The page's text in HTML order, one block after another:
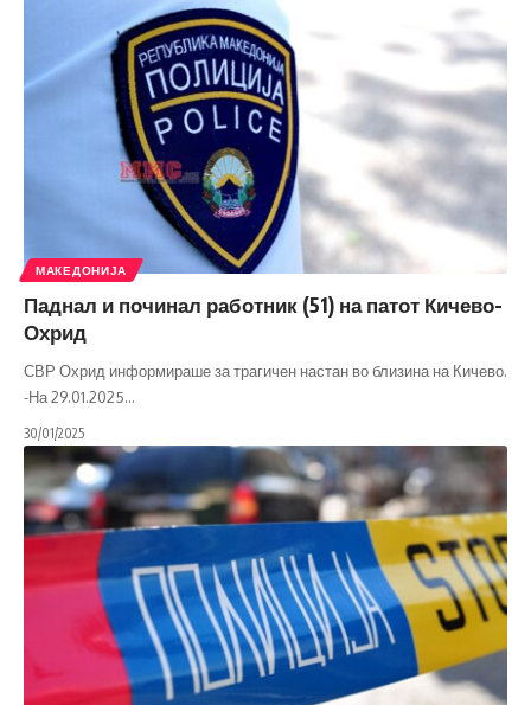
МАКЕДОНИЈА
Паднал и починал работник (51) на патот Кичево-
Охрид
СВР Охрид информираше за трагичен настан во близина на Кичево.
-На 29.01.2025…
30/01/2025